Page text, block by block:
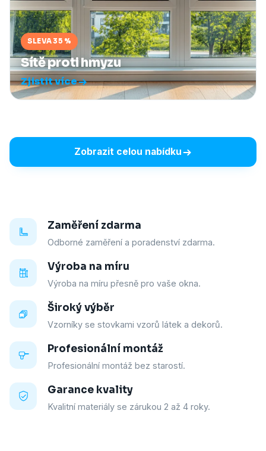
SLEVA 35 %
Sítě proti hmyzu
Zjistit více
Zobrazit celou nabídku
Zaměření zdarma
Odborné zaměření a poradenství zdarma.
Výroba na míru
Výroba na míru přesně pro vaše okna.
Široký výběr
Vzorníky se stovkami vzorů látek a dekorů.
Profesionální montáž
Profesionální montáž bez starostí.
Garance kvality
Kvalitní materiály se zárukou 2 až 4 roky.